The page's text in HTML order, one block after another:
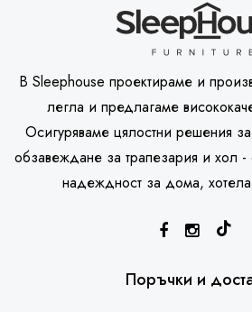
В Sleephouse проектираме и
легла и предлагаме
Осигуряваме цялостни решения
обзавеждане за трапезария и хол -
надеждност за дома,
Поръчки и
SleepHouse асистент